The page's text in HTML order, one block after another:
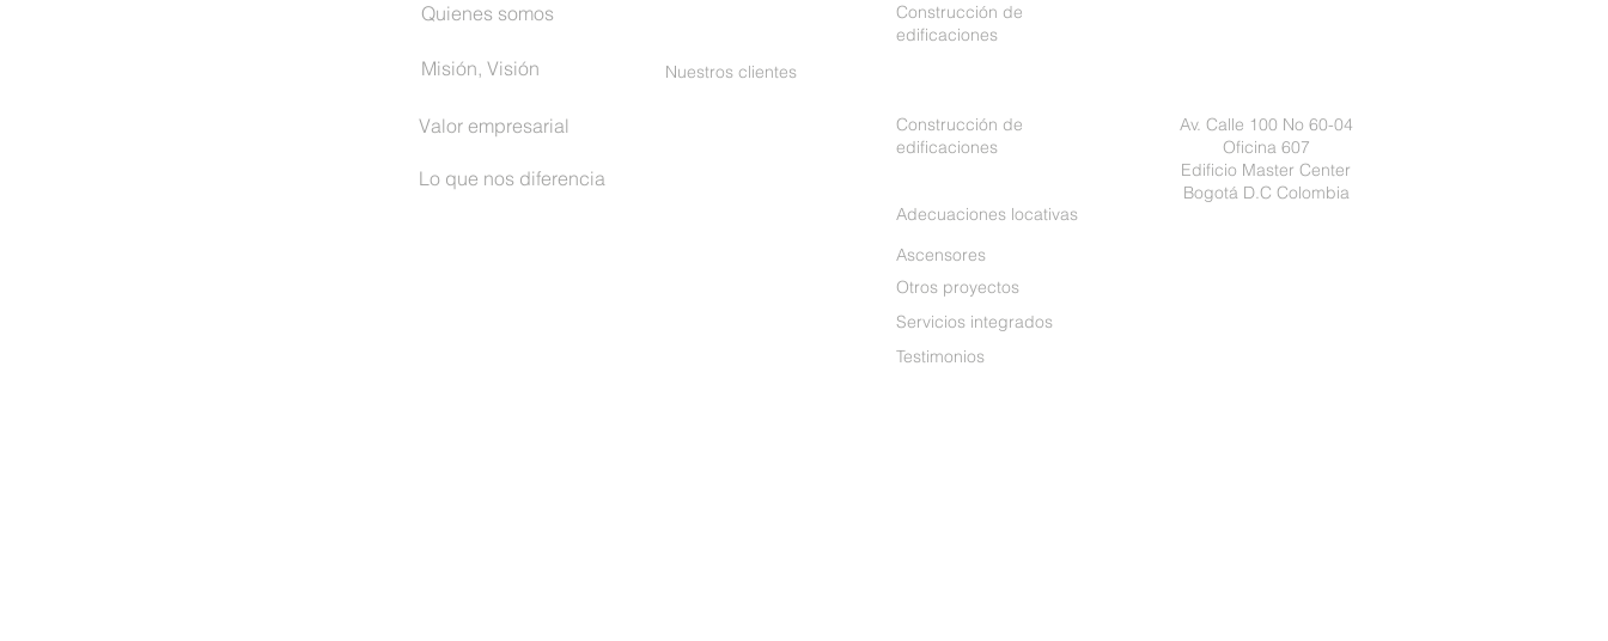
Quienes somos
Misión, Visión
Valor empresarial
Lo que nos diferencia
Nuestros clientes
Construcción de
edificaciones
Construcción de
edificaciones
Adecuaciones locativas
Ascensores
Otros proyectos
Servicios integrados
Testimonios
Av. Calle 100 No 60-04
Oficina 607
Edificio Master Center
Bogotá D.C Colombia